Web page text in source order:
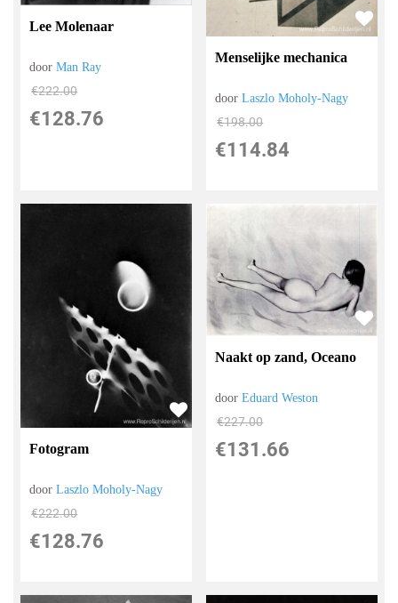
Lee Molenaar
doorMan Ray
€222.00
€128.76
Menselijke mechanica
doorLaszlo Moholy-Nagy
€198.00
€114.84
Fotogram
doorLaszlo Moholy-Nagy
€222.00
€128.76
Naakt op zand, Oceano
doorEduard Weston
€227.00
€131.66